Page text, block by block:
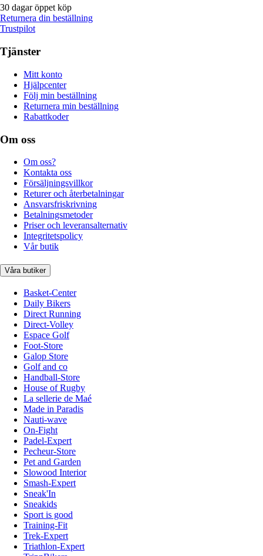
30 dagar öppet köp
Returnera din beställning
Trustpilot
Tjänster
Mitt konto
Hjälpcenter
Följ min beställning
Returnera min beställning
Rabattkoder
Om oss
Om oss?
Kontakta oss
Försäljningsvillkor
Returer och återbetalningar
Ansvarsfriskrivning
Betalningsmetoder
Priser och leveransalternativ
Integritetspolicy
Vår butik
Våra butiker
Basket-Center
Daily Bikers
Direct Running
Direct-Volley
Espace Golf
Foot-Store
Galop Store
Golf and co
Handball-Store
House of Rugby
La sellerie de Maé
Made in Paradis
Nauti-wave
On-Fight
Padel-Expert
Pecheur-Store
Pet and Garden
Slowood Interior
Smash-Expert
Sneak'In
Sneakids
Sport is good
Training-Fit
Trek-Expert
Triathlon-Expert